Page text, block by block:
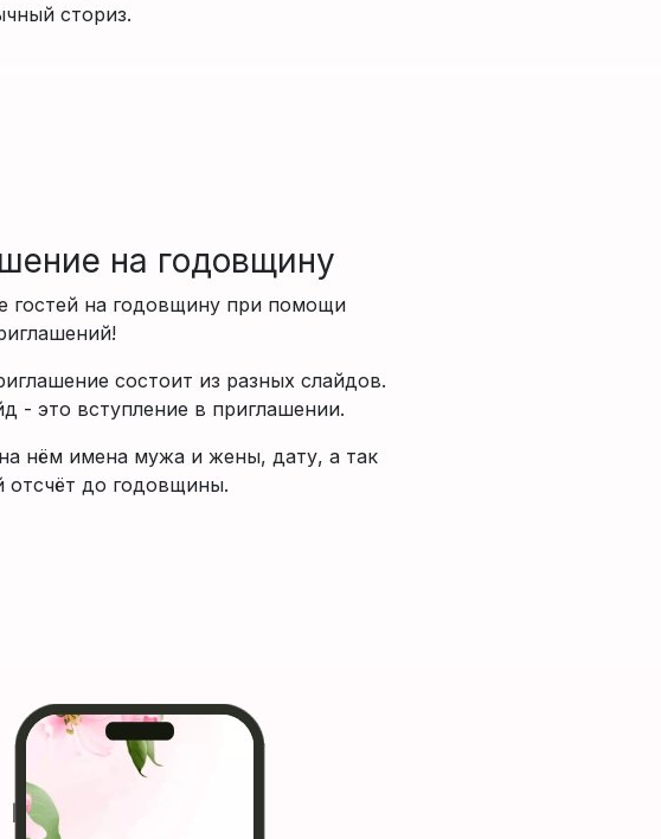
сториз.
на годовщину
гостей на годовщину при помощи
состоит из разных слайдов.
- это вступление в приглашении.
нём имена мужа и жены, дату, а так
отсчёт до годовщины.